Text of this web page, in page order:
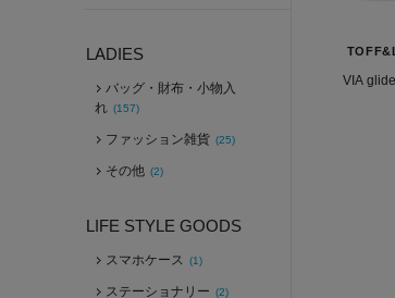
LADIES
バッグ・財布・小物入
れ (157)
ファッション雑貨 (25)
その他 (2)
LIFE STYLE GOODS
スマホケース (1)
ステーショナリー (2)
VIA